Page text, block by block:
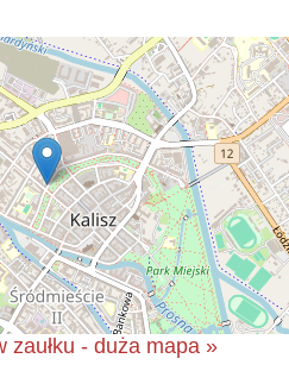
zaułku - duża mapa »